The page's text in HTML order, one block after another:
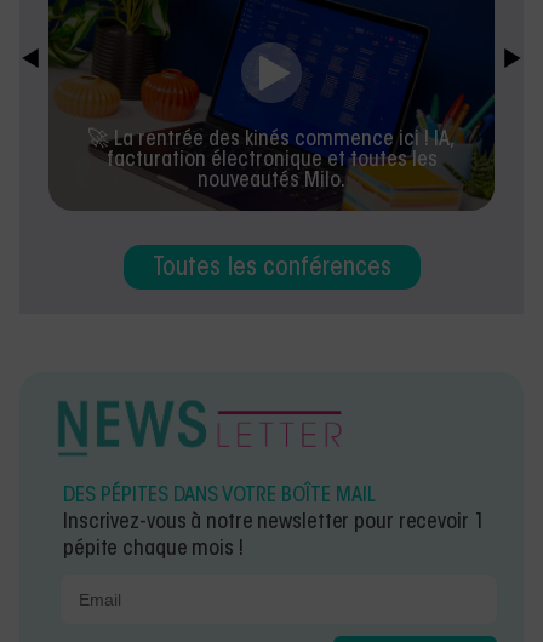
🚀 La rentrée des kinés commence ici ! IA,
facturation électronique et toutes les
nouveautés Milo.
Toutes les conférences
DES PÉPITES DANS VOTRE BOÎTE MAIL
Inscrivez-vous à notre newsletter pour recevoir 1
pépite chaque mois !